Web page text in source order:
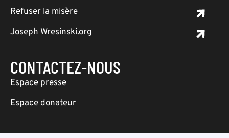
Refuser la misère
Joseph Wresinski.org
CONTACTEZ-NOUS
Espace presse
Espace donateur